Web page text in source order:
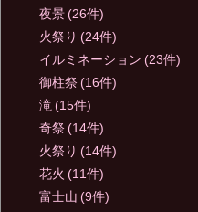
夜景 (26件)
火祭り (24件)
イルミネーション (23件)
御柱祭 (16件)
滝 (15件)
奇祭 (14件)
火祭り (14件)
花火 (11件)
富士山 (9件)